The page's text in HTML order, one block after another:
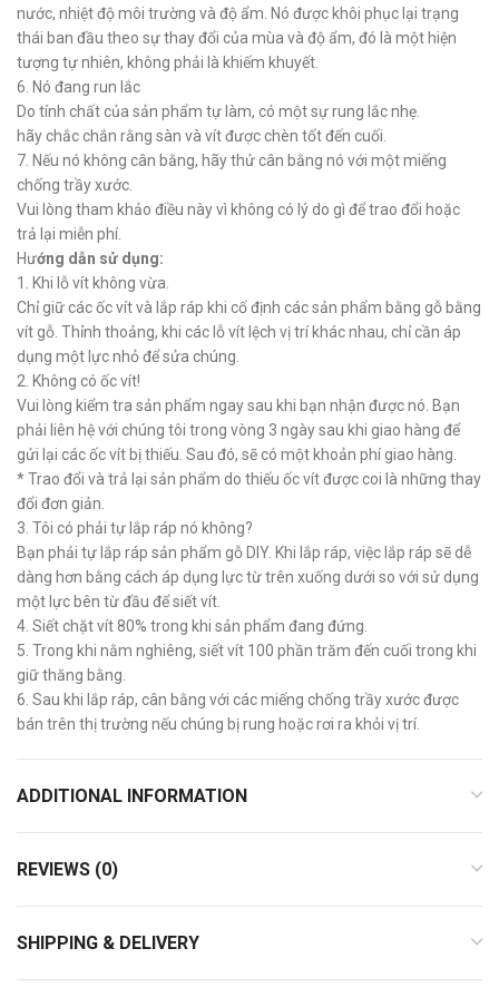
nước, nhiệt độ môi trường và độ ẩm. Nó được khôi phục lại trạng
thái ban đầu theo sự thay đổi của mùa và độ ẩm, đó là một hiện
tượng tự nhiên, không phải là khiếm khuyết.
6. Nó đang run lắc
Do tính chất của sản phẩm tự làm, có một sự rung lắc nhẹ.
hãy chắc chắn rằng sàn và vít được chèn tốt đến cuối.
7. Nếu nó không cân bằng, hãy thử cân bằng nó với một miếng
chống trầy xước.
Vui lòng tham khảo điều này vì không có lý do gì để trao đổi hoặc
trả lại miễn phí.
Hướng dẫn sử dụng:
1. Khi lỗ vít không vừa.
Chỉ giữ các ốc vít và lắp ráp khi cố định các sản phẩm bằng gỗ bằng
vít gỗ. Thỉnh thoảng, khi các lỗ vít lệch vị trí khác nhau, chỉ cần áp
dụng một lực nhỏ để sửa chúng.
2. Không có ốc vít!
Vui lòng kiểm tra sản phẩm ngay sau khi bạn nhận được nó. Bạn
phải liên hệ với chúng tôi trong vòng 3 ngày sau khi giao hàng để
gửi lại các ốc vít bị thiếu. Sau đó, sẽ có một khoản phí giao hàng.
* Trao đổi và trả lại sản phẩm do thiếu ốc vít được coi là những thay
đổi đơn giản.
3. Tôi có phải tự lắp ráp nó không?
Bạn phải tự lắp ráp sản phẩm gỗ DIY. Khi lắp ráp, việc lắp ráp sẽ dễ
dàng hơn bằng cách áp dụng lực từ trên xuống dưới so với sử dụng
một lực bên từ đầu để siết vít.
4. Siết chặt vít 80% trong khi sản phẩm đang đứng.
5. Trong khi nằm nghiêng, siết vít 100 phần trăm đến cuối trong khi
giữ thăng bằng.
6. Sau khi lắp ráp, cân bằng với các miếng chống trầy xước được
bán trên thị trường nếu chúng bị rung hoặc rơi ra khỏi vị trí.
ADDITIONAL INFORMATION
REVIEWS (0)
SHIPPING & DELIVERY